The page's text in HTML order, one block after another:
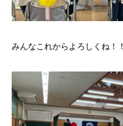
みんなこれからよろしくね！！